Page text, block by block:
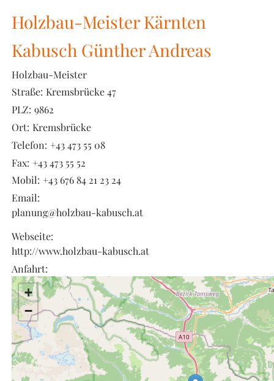
Holzbau-Meister Kärnten
Kabusch Günther Andreas
Holzbau-Meister
Straße: Kremsbrücke 47
PLZ: 9862
Ort: Kremsbrücke
Telefon: +43 473 55 08
Fax: +43 473 55 52
Mobil: +43 676 84 21 23 24
Email:
planung@holzbau-kabusch.at
Webseite:
http://www.holzbau-kabusch.at
Anfahrt:
+
−